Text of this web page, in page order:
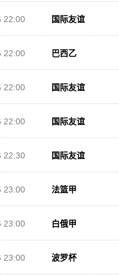
22:00 国际友谊
22:00 巴西乙
22:00 国际友谊
22:00 国际友谊
22:30 国际友谊
23:00 法篮甲
23:00 白俄甲
23:00 波罗杯